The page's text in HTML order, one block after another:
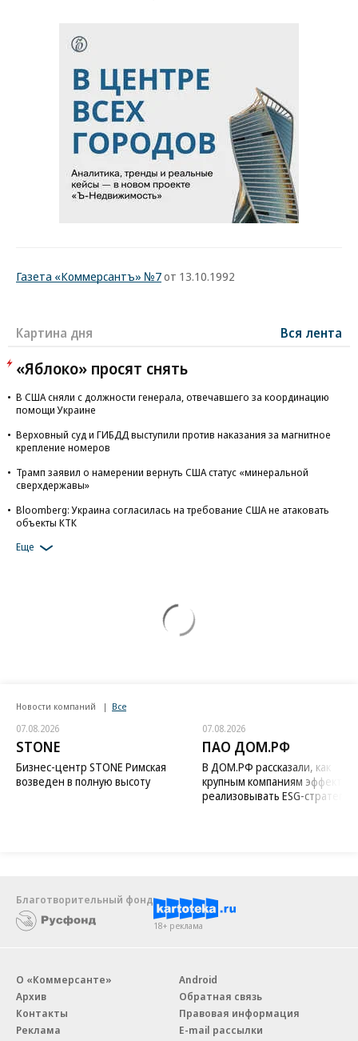
Газета «Коммерсантъ» №7от 13.10.1992
Картина дня Вся лента
«Яблоко» просят снять
В США сняли с должности генерала, отвечавшего за координацию
помощи Украине
Верховный суд и ГИБДД выступили против наказания за магнитное
крепление номеров
Трамп заявил о намерении вернуть США статус «минеральной
сверхдержавы»
Bloomberg: Украина согласилась на требование США не атаковать
объекты КТК
Еще
Новости компаний Все
07.08.2026
STONE
Бизнес-центр STONE Римская
возведен в полную высоту
07.08.2026
ПАО ДОМ.РФ
В ДОМ.РФ рассказали, как
крупным компаниям
реализовывать ESG-стратегию
Благотворительный фонд
18+ реклама
О «Коммерсанте»
Архив
Контакты
Реклама
Android
Обратная связь
Правовая информация
E-mail рассылки